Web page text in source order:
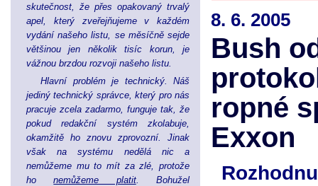
skutečnost, že přes opakovaný trvalý
apel, který zveřejňujeme v každém
vydání našeho listu, se měsíčně sejde
většinou jen několik tisíc korun, je
vážnou brzdou rozvoji našeho listu.
Hlavní problém je technický. Náš
jediný technický správce, který pro nás
pracuje zcela zadarmo, funguje tak, že
pokud redakční systém zkolabuje,
okamžitě ho znovu zprovozní. Jinak
však na systému nedělá nic a
nemůžeme mu to mít za zlé, protože
honemůžeme platit. Bohužel
8. 6. 2005
Bush
ropné
Exxon